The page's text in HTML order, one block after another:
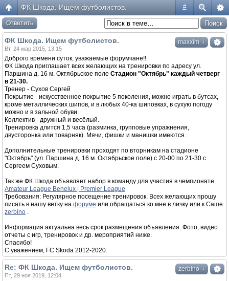
#
ФК Шкода. Ищем футболистов.
Ответить
maxxim ↓
ФК Шкода. Ищем футболистов.
Вт, 24 мар 2015, 13:15
Доброго времени суток, уважаемые форумчане!!
ФК Шкода приглашает всех желающих на тренировки по адресу ул.
Паршина д. 16 м. Октябрьское поле Cтадион "Октябрь" каждый четверг
в 21-30.
Тренер - Сухов Сергей
Покрытие - искусственное покрытие 5 поколения, можно играть в бутсах,
кроме металлических шипов, и в любых 40-ка шиповках, в сухую погоду
можно и в зальной обуви.
Коллектив - дружный и весёлый.
Тренировка длится 1,5 часа (разминка, групповые упражнения,
двусторонка или товарняк). Мячи, фишки и манишки имеются.
Дополнительные тренировки проходят по вторникам на стадионе
"Октябрь" (ул. Паршина д. 16 м. Октябрьское поле) с 20-00 по 21-30 с
Сергеем Суховым.
Так же ФК Шкода объявляет набор в команду для участия в чемпионате
Amateur League Benelux | Premier League
Требования: Регулярное посещение тренировок. Всех желающих прошу
писать в нашу ветку на форуме или обращаться ко мне в личку или к Саше
zerbino .
Информация актуальна весь срок размещения объявления. Фото, видео
отчеты с игр, тренировок и др. мероприятий ниже.
Спасибо!
С уважением, FC Skoda 2012-2020.
zerbino ↓
Re: ФК Шкода. Ищем футболистов.
Пт, 29 ноя 2019, 12:04